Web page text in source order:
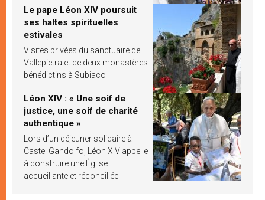
Le pape Léon XIV poursuit
ses haltes spirituelles
estivales
Visites privées du sanctuaire de
Vallepietra et de deux monastères
bénédictins à Subiaco
Léon XIV : « Une soif de
justice, une soif de charité
authentique »
Lors d’un déjeuner solidaire à
Castel Gandolfo, Léon XIV appelle
à construire une Église
accueillante et réconciliée